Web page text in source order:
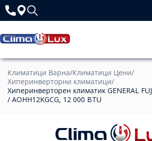
Климатици Варна/Климатици Цени/
Хиперинверторни климатици/
Хиперинверторен климатик GENERAL
/ AOHH12KGCG, 12 000 BTU